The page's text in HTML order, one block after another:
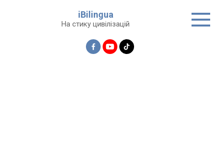
iBilingua
На стику цивілізацій